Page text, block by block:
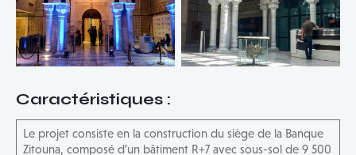
Caractéristiques :
Le projet consiste en la construction du siège de la Banque
Zitouna, composé d’un bâtiment R+7 avec sous-sol de 9 500